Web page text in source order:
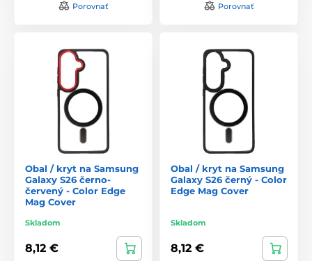
Porovnať Porovnať
Obal / kryt na Samsung
Galaxy S26 černo-
červený - Color Edge
Mag Cover
Skladom
8,12 €
Obal / kryt na Samsung
Galaxy S26 černý - Color
Edge Mag Cover
Skladom
8,12 €